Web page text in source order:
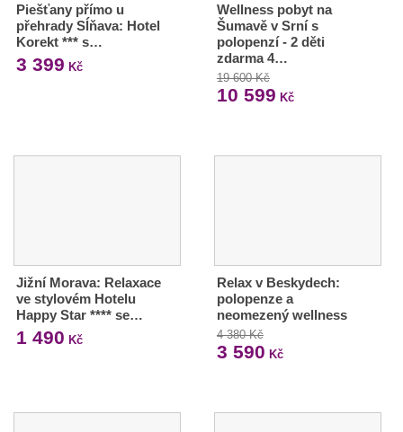
Piešťany přímo u
přehrady Sĺňava: Hotel
Korekt *** s…
3 399 Kč
Wellness pobyt na
Šumavě v Srní s
polopenzí - 2 děti
zdarma 4…
19 600 Kč
10 599 Kč
Jižní Morava: Relaxace
ve stylovém Hotelu
Happy Star **** se…
1 490 Kč
Relax v Beskydech:
polopenze a
neomezený wellness
4 380 Kč
3 590 Kč